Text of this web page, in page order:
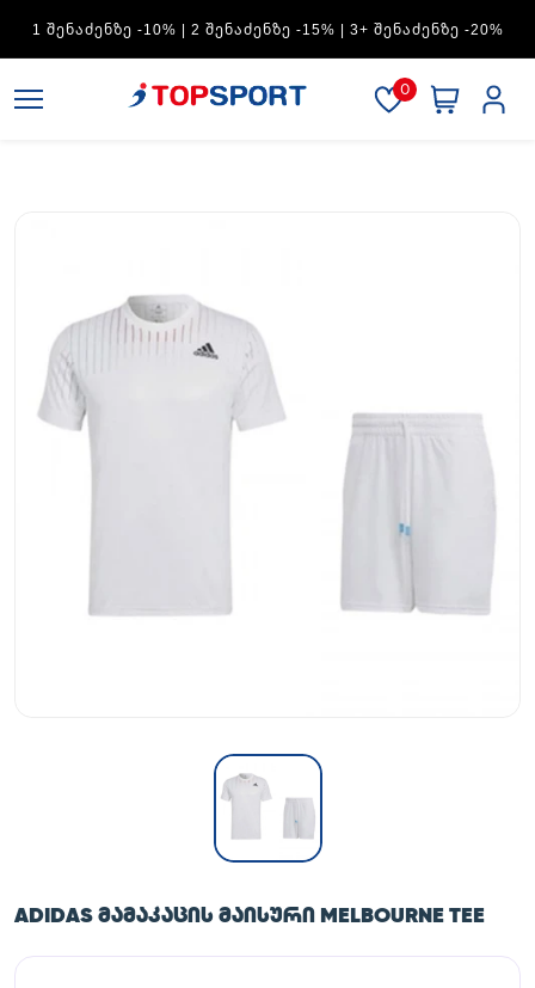
ᲨᲔᲜᲐᲫᲔᲜᲖᲔ -30%
0
ADIDAS ᲛᲐᲛᲐᲙᲐᲪᲘᲡ ᲛᲐᲘᲡᲣᲠᲘ MELBOURNE TEE